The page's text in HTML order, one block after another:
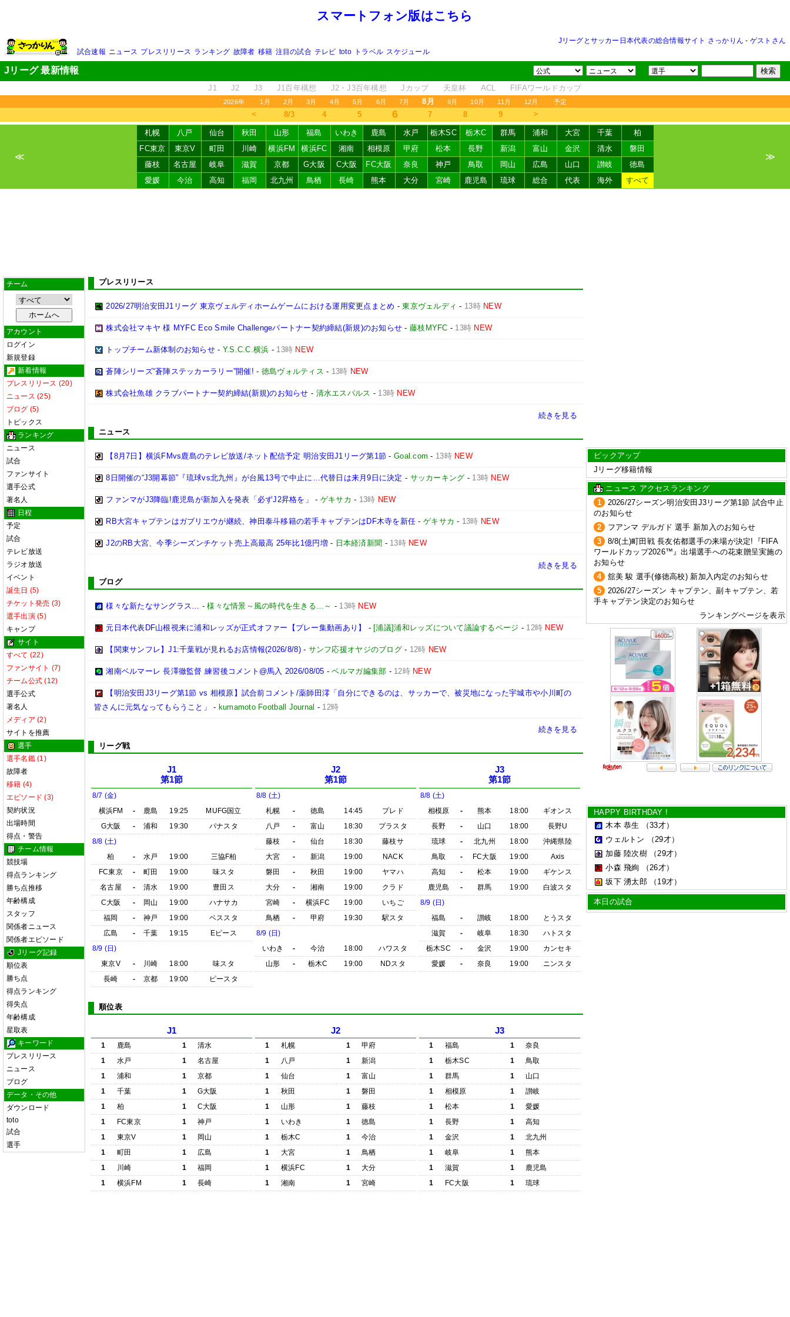
スマートフォン版はこちら
Jリーグとサッカー日本代表の総合情報サイト さっかりん - ゲストさん
試合速報 ニュース プレスリリース ランキング 故障者 移籍 注目の試合 テレビ toto トラベル スケジュール
Jリーグ 最新情報
J1 J2 J3 J1百年構想 J2・J3百年構想 Jカップ 天皇杯 ACL FIFAワールドカップ
2026年 1月 2月 3月 4月 5月 6月 7月 8月 9月 10月 11月 12月 予定
＜ 8/3 4 5 6 7 8 9 ＞
≪
札幌 八戸 仙台 秋田 山形 福島 いわき 鹿島 水戸 栃木SC 栃木C 群馬 浦和 大宮 千葉
柏
FC東京
東京V 町田 川崎 横浜FM 横浜FC 湘南 相模原 甲府 松本 長野 新潟 富山 金沢 清水
磐田
藤枝
名古屋 岐阜 滋賀 京都 G大阪 C大阪 FC大阪 奈良 神戸 鳥取 岡山 広島 山口 讃岐
徳島
愛媛
今治 高知 福岡 北九州 鳥栖 長崎 熊本 大分 宮崎 鹿児島 琉球 総合 代表 海外 すべて
≫
チーム
アカウント
ログイン
新規登録
新着情報
プレスリリース (20)
ニュース (25)
ブログ (5)
トピックス
ランキング
ニュース
試合
ファンサイト
選手公式
著名人
日程
予定
試合
テレビ放送
ラジオ放送
イベント
誕生日 (5)
チケット発売 (3)
選手出演 (5)
キャンプ
サイト
すべて (22)
ファンサイト (7)
チーム公式 (12)
選手公式
著名人
メディア (2)
サイトを推薦
選手
選手名鑑 (1)
故障者
移籍 (4)
エピソード (3)
契約状況
出場時間
得点・警告
チーム情報
競技場
得点ランキング
勝ち点推移
年齢構成
スタッフ
関係者ニュース
関係者エピソード
Jリーグ記録
順位表
勝ち点
得点ランキング
得失点
年齢構成
星取表
キーワード
プレスリリース
ニュース
ブログ
データ・その他
ダウンロード
toto
試合
選手
プレスリリース
2026/27明治安田J1リーグ 東京ヴェルディホームゲームにおける運用変更点まとめ -東京ヴェルディ - 13時 NEW
株式会社マキヤ 様 MYFC Eco Smile Challengeパートナー契約締結(新規)のお知らせ - 藤枝MYFC - 13時 NEW
トップチーム新体制のお知らせ - Y.S.C.C.横浜 - 13時 NEW
蒼陣シリーズ“蒼陣ステッカーラリー”開催! - 徳島ヴォルティス - 13時 NEW
株式会社魚雄 クラブパートナー契約締結(新規)のお知らせ - 清水エスパルス - 13時 NEW
続きを見る
ニュース
【8月7日】横浜FMvs鹿島のテレビ放送/ネット配信予定 明治安田J1リーグ第1節 -Goal.com - 13時 NEW
8日開催の“J3開幕節”『琉球vs北九州』が台風13号で中止に…代替日は来月9日に決定 - サッカーキング - 13時 NEW
ファンマがJ3降臨!鹿児島が新加入を発表「必ずJ2昇格を」 - ゲキサカ - 13時 NEW
RB大宮キャプテンはガブリエウが継続、神田泰斗移籍の若手キャプテンはDF木寺を新任 -ゲキサカ - 13時 NEW
J2のRB大宮、今季シーズンチケット売上高最高 25年比1億円増- 日本経済新聞 - 13時 NEW
続きを見る
ブログ
様々な新たなサングラス… -様々な情景～風の時代を生きる…～ - 13時 NEW
元日本代表DF山根視来に浦和レッズが正式オファー【プレー集動画あり】 - [浦議]浦和レッズについて議論するページ - 12時 NEW
【関東サンフレ】J1:千葉戦が見れるお店情報(2026/8/8)- サンフ応援オヤジのブログ- 12時 NEW
湘南ベルマーレ 長澤徹監督 練習後コメント@馬入 2026/08/05 -ベルマガ編集部 - 12時 NEW
【明治安田J3リーグ第1節 vs 相模原】試合前コメント/薬師田澪「自分にできるのは、サッカーで、被災地になった宇城市や小川町の
皆さんに元気なってもらうこと」
- kumamoto Football Journal - 12時
続きを見る
リーグ戦
J1
第1節
8/7 (金)
横浜FM
- 鹿島 19:25
MUFG国立
G大阪
- 浦和 19:30
パナスタ
8/8 (土)
柏
- 水戸 19:00
三協F柏
FC東京
- 町田 19:00
味スタ
名古屋
- 清水 19:00
豊田ス
C大阪
- 岡山 19:00
ハナサカ
福岡
- 神戸 19:00
ベススタ
広島
- 千葉 19:15
Eピース
8/9 (日)
東京V
- 川崎 18:00
味スタ
長崎
- 京都 19:00 ピースタ
J2
第1節
8/8 (土)
札幌
- 徳島 14:45
プレド
八戸
- 富山 18:30
プラスタ
藤枝
- 仙台 18:30
藤枝サ
大宮
- 新潟 19:00
NACK
磐田
- 秋田 19:00
ヤマハ
大分
- 湘南 19:00
クラド
宮崎
- 横浜FC 19:00
いちご
鳥栖
- 甲府 19:30
駅スタ
8/9 (日)
いわき
- 今治 18:00
ハワスタ
山形
- 栃木C 19:00 NDスタ
J3
第1節
8/8 (土)
相模原
- 熊本 18:00
ギオンス
長野
- 山口 18:00
長野U
琉球
- 北九州 18:00
沖縄県陸
鳥取
- FC大阪 19:00
Axis
高知
- 松本 19:00
ギケンス
鹿児島
- 群馬 19:00
白波スタ
8/9 (日)
福島
- 讃岐 18:00
とうスタ
滋賀
- 岐阜 18:30
ハトスタ
栃木SC
- 金沢 19:00
カンセキ
愛媛
- 奈良 19:00 ニンスタ
順位表
J1
1 鹿島 1
清水
1
水戸 1
名古屋
1
浦和 1
京都
1
千葉 1
G大阪
1
柏 1
C大阪
1
FC東京 1
神戸
1
東京V 1
岡山
1
町田 1
広島
1
川崎 1
福岡
1
横浜FM 1 長崎
J2
1 札幌 1
甲府
1
八戸 1
新潟
1
仙台 1
富山
1
秋田 1
磐田
1
山形 1
藤枝
1
いわき 1
徳島
1
栃木C 1
今治
1
大宮 1
鳥栖
1
横浜FC 1
大分
1
湘南 1 宮崎
J3
1 福島 1
奈良
1
栃木SC 1
鳥取
1
群馬 1
山口
1
相模原 1
讃岐
1
松本 1
愛媛
1
長野 1
高知
1
金沢 1
北九州
1
岐阜 1
熊本
1
滋賀 1
鹿児島
1
FC大阪 1 琉球
ピックアップ
Jリーグ移籍情報
ニュース アクセスランキング
1
2026/27シーズン明治安田J3リーグ第1節 試合中止
のお知らせ
2
フアンマ デルガド 選手 新加入のお知らせ
3
8/8(土)町田戦 長友佑都選手の来場が決定!『FIFA
ワールドカップ2026™』出場選手への花束贈呈実施の
お知らせ
4
舘美 駿 選手(修徳高校) 新加入内定のお知らせ
5
2026/27シーズン キャプテン、副キャプテン、若
手キャプテン決定のお知らせ
ランキングページを表示
HAPPY BIRTHDAY !
木本 恭生
（33才）
ウェルトン
（29才）
加藤 陸次樹
（29才）
小森 飛絢
（26才）
坂下 湧太郎
（19才）
本日の試合